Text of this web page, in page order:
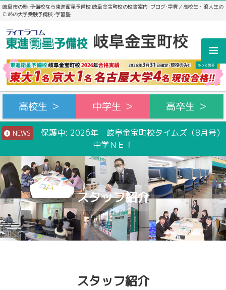
岐阜市の塾･予備校なら東進衛星予備校 岐阜金宝町校の校舎案内･ブログ･学費／高校生・浪人生の
ための大学受験予備校･学習塾
高校生 ＞ 中学生 ＞ 高卒生 ＞
NEWS
保護中: 2026年 岐阜金宝町校タイムズ（8月号）
中学ＮＥＴ
スタッフ紹介
スタッフ紹介